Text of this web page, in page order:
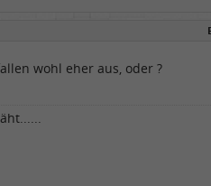
wohl eher aus, oder ?